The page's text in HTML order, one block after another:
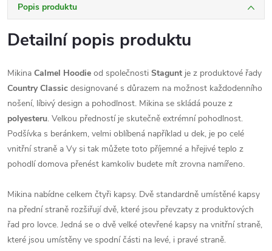
Popis produktu
Detailní popis produktu
Mikina Calmel Hoodie od společnosti Stagunt je z produktové řady
Country Classic designované s důrazem na možnost každodenního
nošení, líbivý design a pohodlnost. Mikina se skládá pouze z
polyesteru. Velkou předností je skutečně extrémní pohodlnost.
Podšívka s beránkem, velmi oblíbená například u dek, je po celé
vnitřní straně a Vy si tak můžete toto příjemné a hřejivé teplo z
pohodlí domova přenést kamkoliv budete mít zrovna namířeno.
Mikina nabídne celkem čtyři kapsy. Dvě standardně umístěné kapsy
na přední straně rozšiřují dvě, které jsou převzaty z produktových
řad pro lovce. Jedná se o dvě velké otevřené kapsy na vnitřní straně,
které jsou umístěny ve spodní části na levé, i pravé straně.